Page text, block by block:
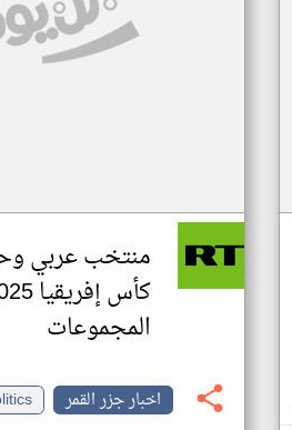
منتخب عربي
المجموعات
اخبار جزر القمر